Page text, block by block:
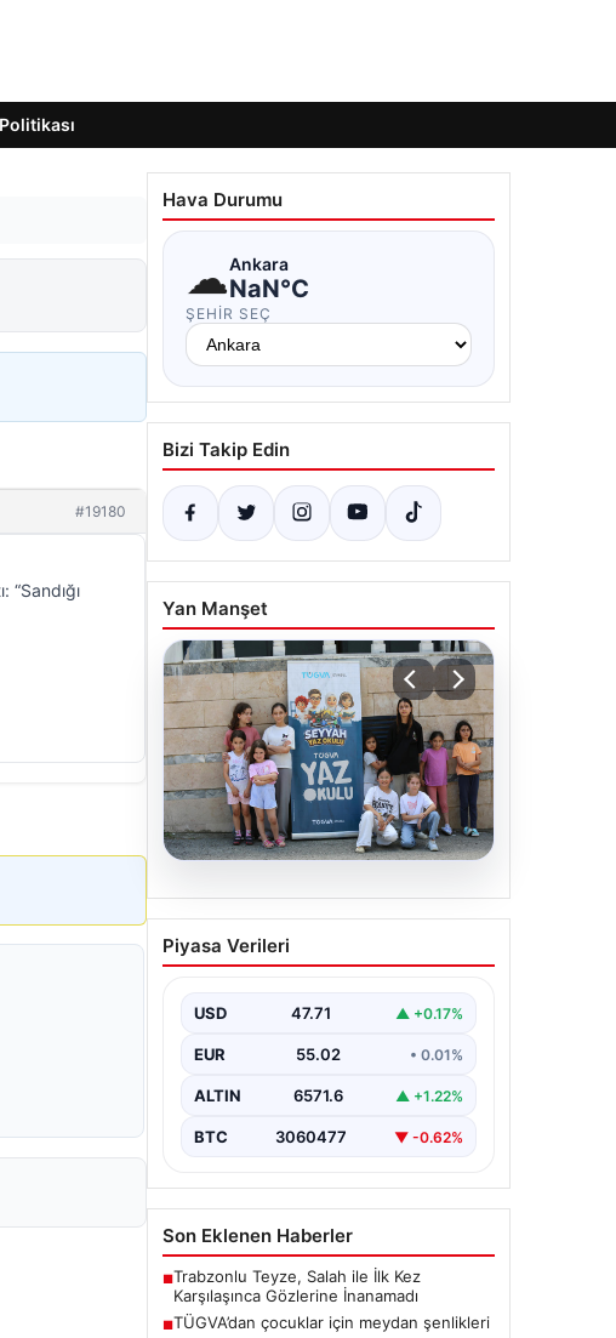
#19180
“Sandığı
Hava Durumu
☁Ankara
NaN°C
ŞEHIR SEÇ
Bizi Takip Edin
Yan Manşet
06.08.2026
TÜGVA’dan çocuklar için
meydan şenlikleri
Piyasa Verileri
USD 47.71 ▲ +0.17%
EUR 55.02 • 0.01%
ALTIN 6571.6 ▲ +1.22%
BTC 3060477 ▼ -0.62%
Son Eklenen Haberler
■Trabzonlu Teyze, Salah ile İlk Kez
Karşılaşınca Gözlerine İnanamadı
■TÜGVA’dan çocuklar için meydan şenlikleri